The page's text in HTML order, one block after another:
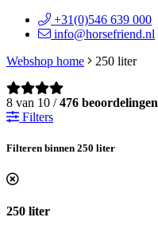
+31(0)546 639 000
info@horsefriend.nl
Webshop home
250 liter
8 van 10 /476 beoordelingen
Filters
Filteren binnen 250 liter
250 liter